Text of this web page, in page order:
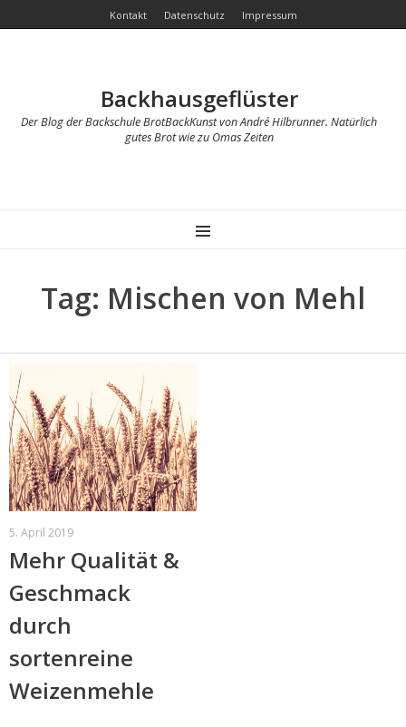
Kontakt Datenschutz Impressum
Backhausgeflüster
Der Blog der Backschule BrotBackKunst von André Hilbrunner. Natürlich
gutes Brot wie zu Omas Zeiten
MENU
Tag: Mischen von Mehl
5. April 2019
Mehr Qualität &
Geschmack
durch
sortenreine
Weizenmehle